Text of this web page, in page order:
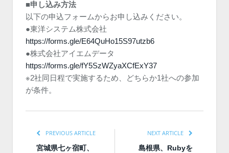
■申し込み方法
以下の申込フォームからお申し込みください。
●東洋システム株式会社
https://forms.gle/E64QuHo15S97utzb6
●株式会社アイエムデータ
https://forms.gle/fY5SzWZyaXCfExY37
※2社同日程で実施するため、どちらか1社への参加
が条件。
PREVIOUS ARTICLE
宮城県七ヶ宿町、
NEXT ARTICLE
島根県、Rubyを